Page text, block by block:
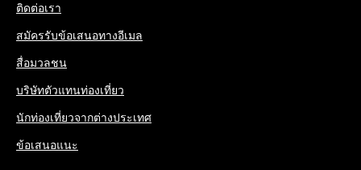
ติดต่อเรา
สมัครรับข้อเสนอทางอีเมล
สื่อมวลชน
บริษัทตัวแทนท่องเที่ยว
นักท่องเที่ยวจากต่างประเทศ
ข้อเสนอแนะ